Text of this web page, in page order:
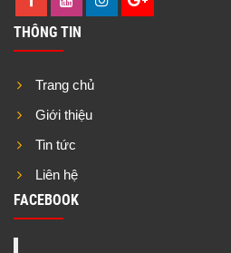
THÔNG TIN
Trang chủ
Giới thiệu
Tin tức
Liên hệ
FACEBOOK